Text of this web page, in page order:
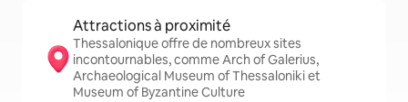
Attractions à proximité
Thessalonique offre de nombreux sites
incontournables, comme Arch of Galerius,
Archaeological Museum of Thessaloniki et
Museum of Byzantine Culture